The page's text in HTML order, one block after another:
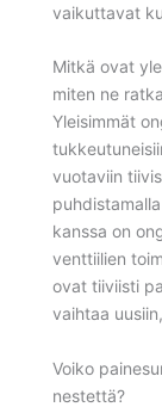
vaikuttavat
Mitkä ovat
miten ne
Yleisimmät
vuotaviin
kanssa on
venttiilien
ovat tiiviisti
vaihtaa
Voiko
nestettä?